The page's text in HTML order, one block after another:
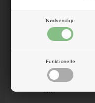
Nødvendige
Funktionelle
Længde
28
Vægt
800 gram.
Liter